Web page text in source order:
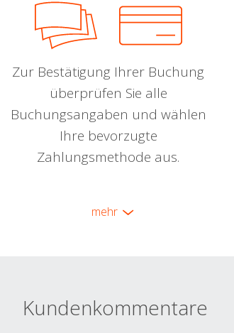
Zur Bestätigung Ihrer Buchung
überprüfen Sie alle
Buchungsangaben und wählen
Ihre bevorzugte
Zahlungsmethode aus.
mehr
Kundenkommentare